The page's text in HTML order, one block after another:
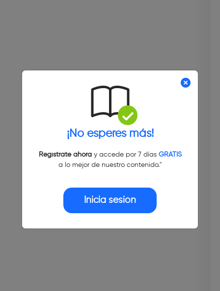
¡No esperes más!
Regístrate ahoray accede por 7 días GRATIS
a lo mejor de nuestro contenido."
Inicia sesión